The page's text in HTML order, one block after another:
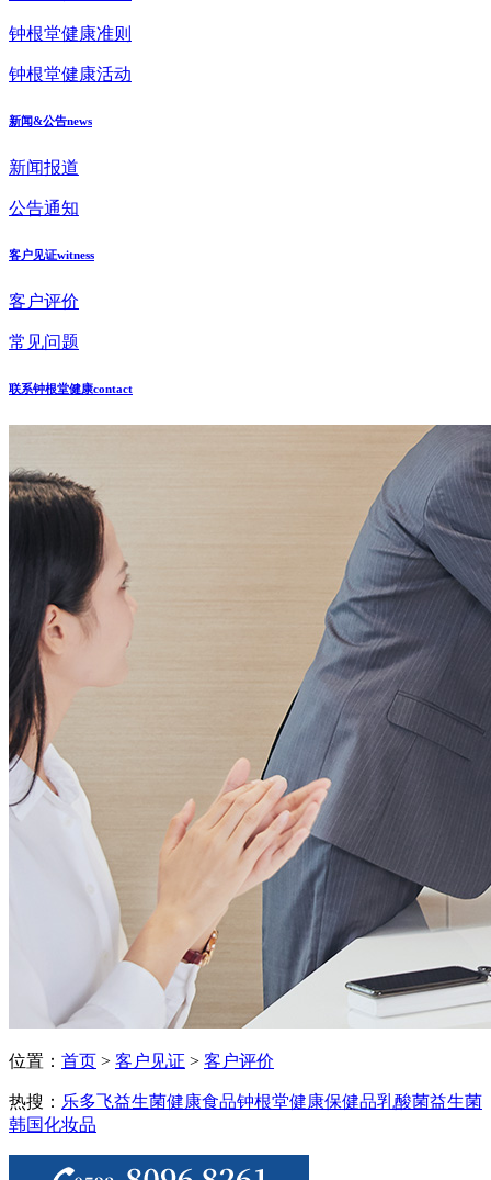
钟根堂健康准则
钟根堂健康活动
新闻&公告news
新闻报道
公告通知
客户见证witness
客户评价
常见问题
联系钟根堂健康contact
位置： 首页 > 客户见证 > 客户评价
热搜： 乐多飞益生菌健康食品钟根堂健康保健品乳酸菌益生菌
韩国化妆品